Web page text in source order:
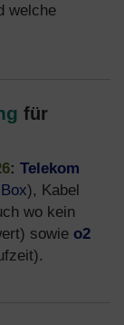
welche
für
: Telekom
), Kabel
wo kein
sowie o2